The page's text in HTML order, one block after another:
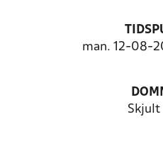
man. 12-08-
Skjult